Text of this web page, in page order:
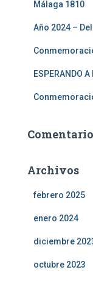
Málaga 1810
Año 2024 –
ESPERANDO A
Archivos
febrero 2025
enero 2024
diciembre
octubre 2023